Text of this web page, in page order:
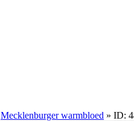
Mecklenburger warmbloed » ID: